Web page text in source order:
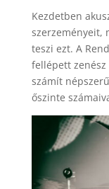
Kezdetben
szerzeményeit,
teszi ezt. A
fellépett
számít
őszinte